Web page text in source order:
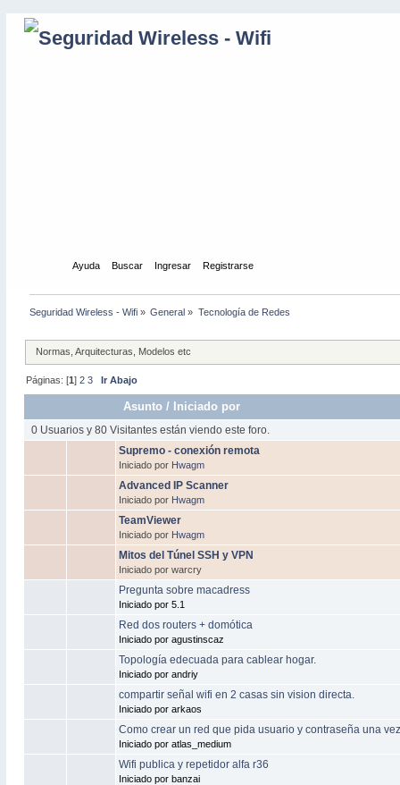
Ayuda Buscar Ingresar Registrarse
Seguridad Wireless - Wifi» General » Tecnología de Redes
Normas, Arquitecturas, Modelos etc
Páginas: [1] 2 3 Ir Abajo
Asunto/ Iniciado por
0 Usuarios y 80 Visitantes están viendo este foro.
Supremo - conexión remota
Iniciado por Hwagm
Advanced IP Scanner
Iniciado por Hwagm
TeamViewer
Iniciado por Hwagm
Mitos del Túnel SSH y VPN
Iniciado por warcry
Pregunta sobre macadress
Iniciado por 5.1
Red dos routers + domótica
Iniciado por agustinscaz
Topología edecuada para cablear hogar.
Iniciado por andriy
compartir señal wifi en 2 casas sin vision directa.
Iniciado por arkaos
Como crear un red que pida usuario y contraseña una
Iniciado por atlas_medium
Wifi publica y repetidor alfa r36
Iniciado por banzai